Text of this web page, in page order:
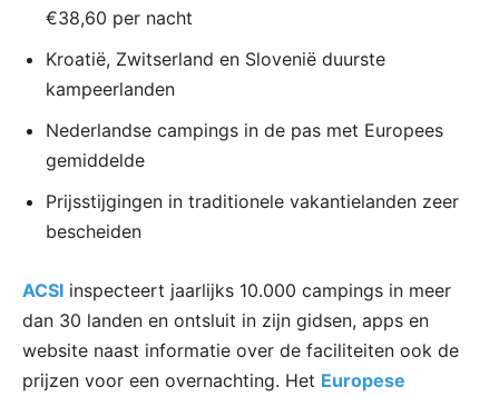
€38,60 per nacht
Kroatië, Zwitserland en Slovenië duurste
kampeerlanden
Nederlandse campings in de pas met Europees
gemiddelde
Prijsstijgingen in traditionele vakantielanden zeer
bescheiden
ACSI inspecteert jaarlijks 10.000 campings in meer
dan 30 landen en ontsluit in zijn gidsen, apps en
website naast informatie over de faciliteiten ook de
prijzen voor een overnachting. Het Europese